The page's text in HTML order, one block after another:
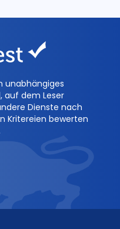
unabhängiges
auf dem Leser
Dienste nach
Kritereien bewerten